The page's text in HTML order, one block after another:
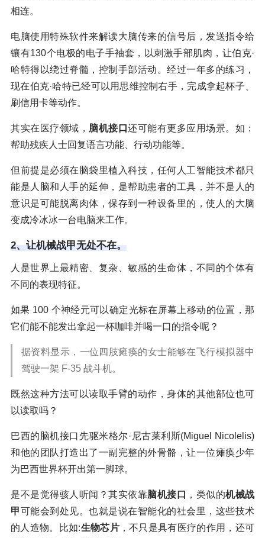
相连。
电脑使用特殊软件来解读大脑传来的信号后，发送指令给
镶有130个电极的电子手袖套，以刺激手部肌肉，让伯克·
哈特得以绕过脊髓，控制手部活动。经过一年多的练习，
现在伯克·哈特已经可以用思维控制右手，完成拿起杯子、
刷信用卡等动作。
其实在医疗领域， 脑机接口 还可能有更多应用场景。如：
帮助残疾人士回复语言功能、行动功能等。
但前提是必须在脑袋里植入科技，任何人工智能技术都只
能是人脑和人手的延伸，是帮助患者的工具，并不是人的
意识是可能脱离肉体，保存到一种设备里的，使人的大脑
变成冷冰冰一台电脑来工作。
2、让机械战甲无处不在。
人是世界上最精密、复杂、敏感的生命体，不同的个体有
不同的表现特征。
如果 100 个神经元可以确定光标在屏幕上移动的位置，那
它们能不能发出拿起一杯咖啡并喝一口的指令呢？
据资料显示，一位四肢瘫痪的女士能够在飞行模拟器中
驾驶一架 F-35 战斗机。
既然这种方法可以读取手臂的动作，身体的其他部位也可
以读取吗？
巴西的脑机接口先驱米格尔·尼古莱利斯(Miguel Nicolelis)
和他的团队打造出了一副完整的外骨骼，让一位瘫痪少年
为巴西世界杯开出第一脚球。
是不是觉得骇人听闻？其实依靠脑机接口 ，类似的机械战
甲可能会到处见。也就是说在智能化的社会里，这些技术
的人造物。比如:生物芯片，不只是具有医疗的作用，还可